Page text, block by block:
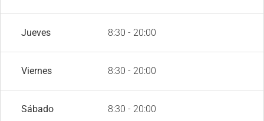
Jueves 8:30 - 20:00
Viernes 8:30 - 20:00
Sábado 8:30 - 20:00